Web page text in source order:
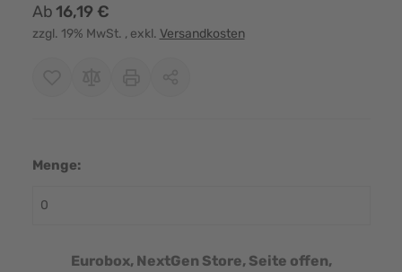
Ab16,19 €
zzgl. 19% MwSt. , exkl. Versandkosten
Menge:
Eurobox, NextGen Store, Seite offen,